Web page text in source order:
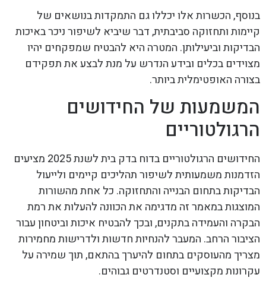
בנוסף, הכשרות אלו יכללו גם התמקדות בנושאים של
קיימות ותחזוקה סביבתית, דבר שיביא לשיפור ניכר באיכות
הבדיקות וביעילותן. המטרה היא להבטיח שמפקחים יהיו
מצוידים בכלים ובידע הנדרש על מנת לבצע את תפקידם
בצורה האופטימלית ביותר.
המשמעות של החידושים
הרגולטוריים
החידושים הרגולטוריים בדוח בדק בית לשנת 2025 מציעים
הזדמנות משמעותית לשיפור תהליכים קיימים ולייעול
הבדיקות בתחום הבנייה והתחזוקה. כל אחת מהשורות
המוצגות במאמר זה מדגימה את הכוונה להעלות את רמת
הבקרה והעמידה בתקנים, ובכך להבטיח איכות וביטחון עבור
הציבור הרחב. המעבר להנחיות חדשות ולדרישות מחמירות
מצריך מהעוסקים בתחום להיערך בהתאם, תוך שמירה על
עקרונות מקצועיים וסטנדרטים גבוהים.